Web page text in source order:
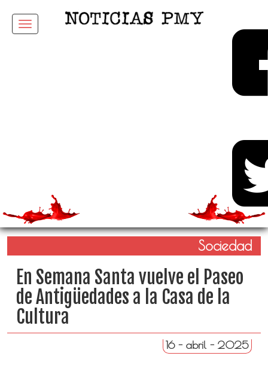
Menu
Sociedad
En Semana Santa vuelve el Paseo
de Antigüedades a la Casa de la
Cultura
16 - abril - 2025